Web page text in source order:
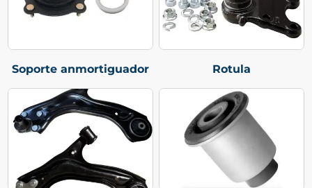
Soporte anmortiguador Rotula